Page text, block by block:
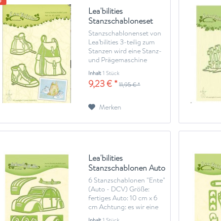
Lea'bilities
Stanzschabloneset
Sneakers &...
Stanzschablonenset von
Lea'bilities 3-teilig zum
Stanzen wird eine Stanz-
und Prägemaschine
benötigte (Big Shot oder
ähnliches)
Inhalt1 Stück
9,23 € *11,95 € *
Merken
Lea'bilities
Stanzschablonen Auto
/ Ente / DCV...
6 Stanzschablonen "Ente"
(Auto - DCV) Größe:
fertiges Auto: 10 cm x 6
cm Achtung: es wir eine
Stanz- und